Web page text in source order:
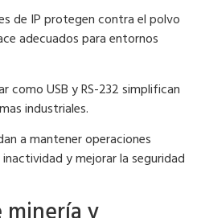
de IP protegen contra el polvo
adecuados para entornos
como USB y RS-232 simplifican
industriales.
a mantener operaciones
y mejorar la seguridad